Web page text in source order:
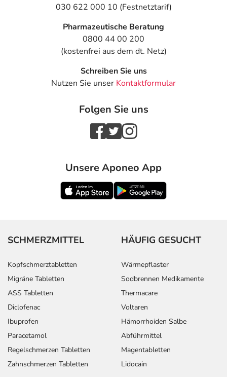
030 622 000 10 (Festnetztarif)
Pharmazeutische Beratung
0800 44 00 200
(kostenfrei aus dem dt. Netz)
Schreiben Sie uns
Nutzen Sie unser Kontaktformular
Folgen Sie uns
Unsere Aponeo App
SCHMERZMITTEL
Kopfschmerztabletten
Migräne Tabletten
ASS Tabletten
Diclofenac
Ibuprofen
Paracetamol
Regelschmerzen Tabletten
Zahnschmerzen Tabletten
HÄUFIG GESUCHT
Wärmepflaster
Sodbrennen Medikamente
Thermacare
Voltaren
Hämorrhoiden Salbe
Abführmittel
Magentabletten
Lidocain